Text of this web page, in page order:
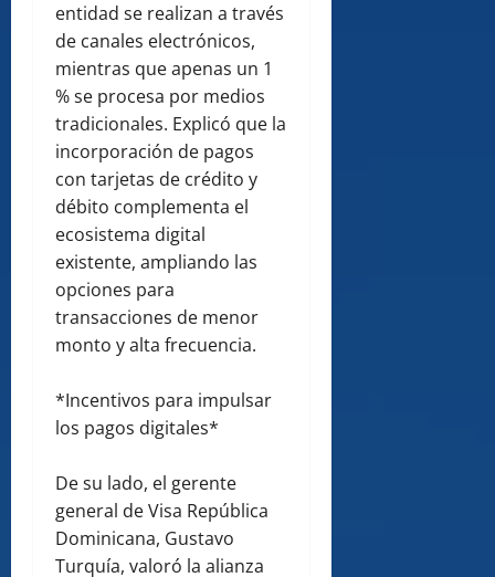
entidad se realizan a través
de canales electrónicos,
mientras que apenas un 1
% se procesa por medios
tradicionales. Explicó que la
incorporación de pagos
con tarjetas de crédito y
débito complementa el
ecosistema digital
existente, ampliando las
opciones para
transacciones de menor
monto y alta frecuencia.
*Incentivos para impulsar
los pagos digitales*
De su lado, el gerente
general de Visa República
Dominicana, Gustavo
Turquía, valoró la alianza